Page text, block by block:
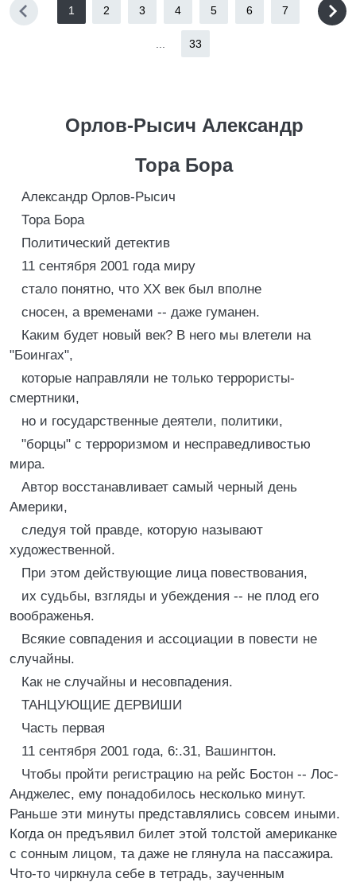
1 2 3 4 5 6 7
33
Орлов-Рысич Александр
Тора Бора
Александр Орлов-Рысич
Тора Бора
Политический детектив
11 сентября 2001 года миру
стало понятно, что ХХ век был вполне
сносен, а временами -- даже гуманен.
Каким будет новый век? В него мы влетели на
"Боингах",
которые направляли не только террористы-
смертники,
но и государственные деятели, политики,
"борцы" с терроризмом и несправедливостью
мира.
Автор восстанавливает самый черный день
Америки,
следуя той правде, которую называют
художественной.
При этом действующие лица повествования,
их судьбы, взгляды и убеждения -- не плод его
воображенья.
Всякие совпадения и ассоциации в повести не
случайны.
Как не случайны и несовпадения.
ТАНЦУЮЩИЕ ДЕРВИШИ
Часть первая
11 сентября 2001 года, 6:.31, Вашингтон.
Чтобы пройти регистрацию на рейс Бостон -- Лос-
Анджелес, ему понадобилось несколько минут.
Раньше эти минуты представлялись совсем иными.
Когда он предъявил билет этой толстой американке
с сонным лицом, та даже не глянула на пассажира.
Что-то чиркнула себе в тетрадь, заученным